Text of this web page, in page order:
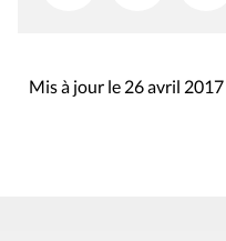
Mis à jour le 26 avril 2017